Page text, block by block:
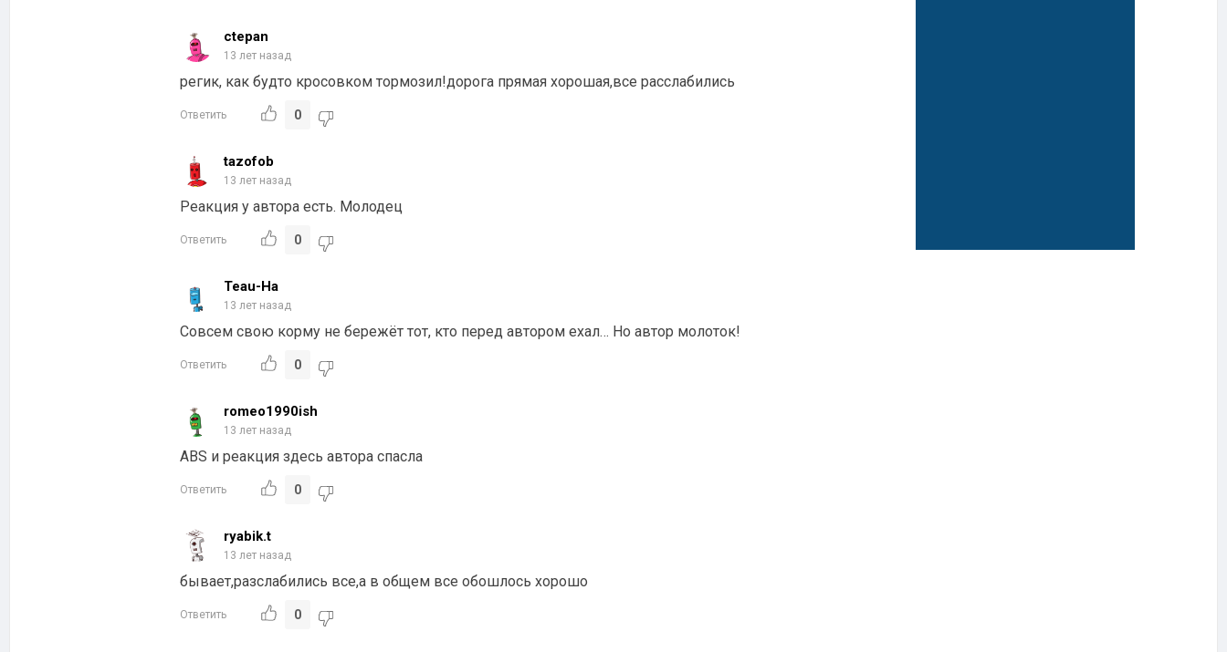
ctepan
13 лет назад
регик, как будто кросовком тормозил!дорога прямая хорошая,все расслабились
Ответить 0
tazofob
13 лет назад
Реакция у автора есть. Молодец
Ответить 0
Teau-Ha
13 лет назад
Совсем свою корму не бережёт тот, кто перед автором ехал… Но автор молоток!
Ответить 0
romeo1990ish
13 лет назад
ABS и реакция здесь автора спасла
Ответить 0
ryabik.t
13 лет назад
бывает,разслабились все,а в общем все обошлось хорошо
Ответить 0